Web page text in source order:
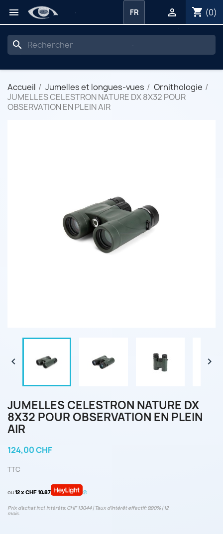
 shopping_cart (0)

FR
search
Accueil Jumelles et longues-vues
Ornithologie
JUMELLES CELESTRON NATURE DX 8X32 POUR
OBSERVATION EN PLEIN AIR
 
JUMELLES CELESTRON NATURE DX
8X32 POUR OBSERVATION EN PLEIN
AIR
124,00 CHF
TTC
ou12 x CHF 10.87
Prix d’achat incl. intérêts: CHF 130.44 | Taux d‘intérêt effectif: 9.90% | 12
mois.